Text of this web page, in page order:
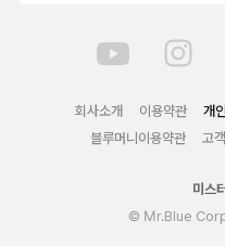
회사소개 이용약관 개
블루머니이용약관
고
미스
© Mr.Blue